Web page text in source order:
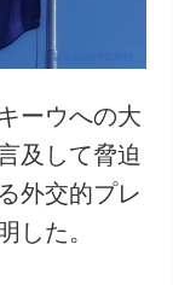
バンク
ーウへの大
及して脅迫
外交的プレ
した。